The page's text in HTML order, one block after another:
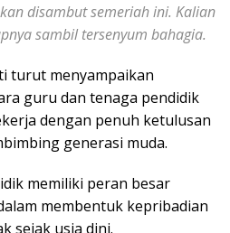
disambut semeriah ini. Kalian
sambil tersenyum bahagia.
turut menyampaikan
guru dan tenaga pendidik
dengan penuh ketulusan
generasi muda.
memiliki peran besar
membentuk kepribadian
sejak usia dini.